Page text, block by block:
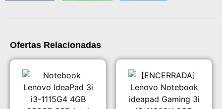
Ofertas Relacionadas